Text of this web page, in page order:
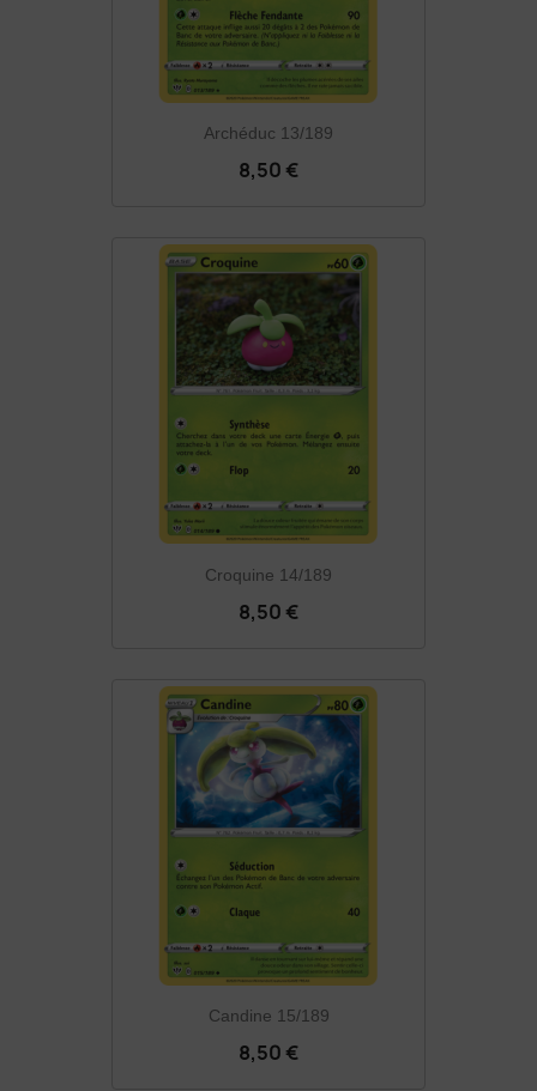
Archéduc 13/189
8,50 €
Croquine 14/189
8,50 €
Candine 15/189
8,50 €